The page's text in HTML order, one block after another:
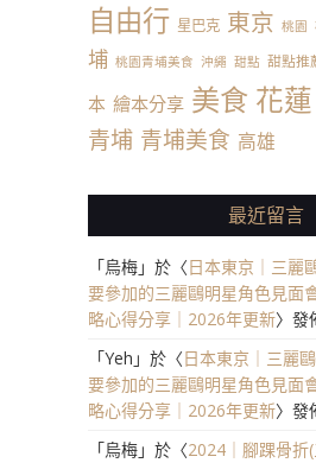
自由行 星巴克 東京 桃園
埔 桃園青埔美食 沖繩 甜點 甜點推
本 繪本分享 美食 花蓮
青埔 青埔美食 高雄
最近留言
「烏梅」於〈日本東京｜三麗
要參加的三麗鷗明星角色見面
略心得分享｜2026年更新〉發
「Yeh 」於〈日本東京｜三麗
要參加的三麗鷗明星角色見面
略心得分享｜2026年更新〉發
「烏梅」於〈2024｜腳踝骨折